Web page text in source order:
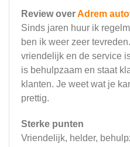
Review overAdrem
Sinds jaren huur ik
ben ik weer zeer
vriendelijk en de service
is behulpzaam en staat
klanten. Je weet wat je
prettig.
Sterke punten
Vriendelijk, helder,